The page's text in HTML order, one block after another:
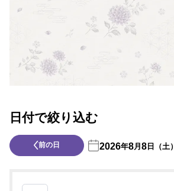
日付で絞り込む
前の日 2026年8月8日（土）